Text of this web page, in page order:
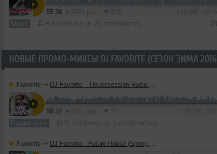
55:36
Микс В плейлист (в 21 плейлисте)
НОВЫЕ ПРОМО-МИКСЫ DJ FAVORITE (СЕЗОН ЗИМА
Favorite ➝ DJ Favorite – Housesession Radio Show #1021
58:32
Радио-шоу В плейлист (в 1 плейлисте)
Favorite ➝ DJ Favorite - Future House (Spring 2017 Mix)